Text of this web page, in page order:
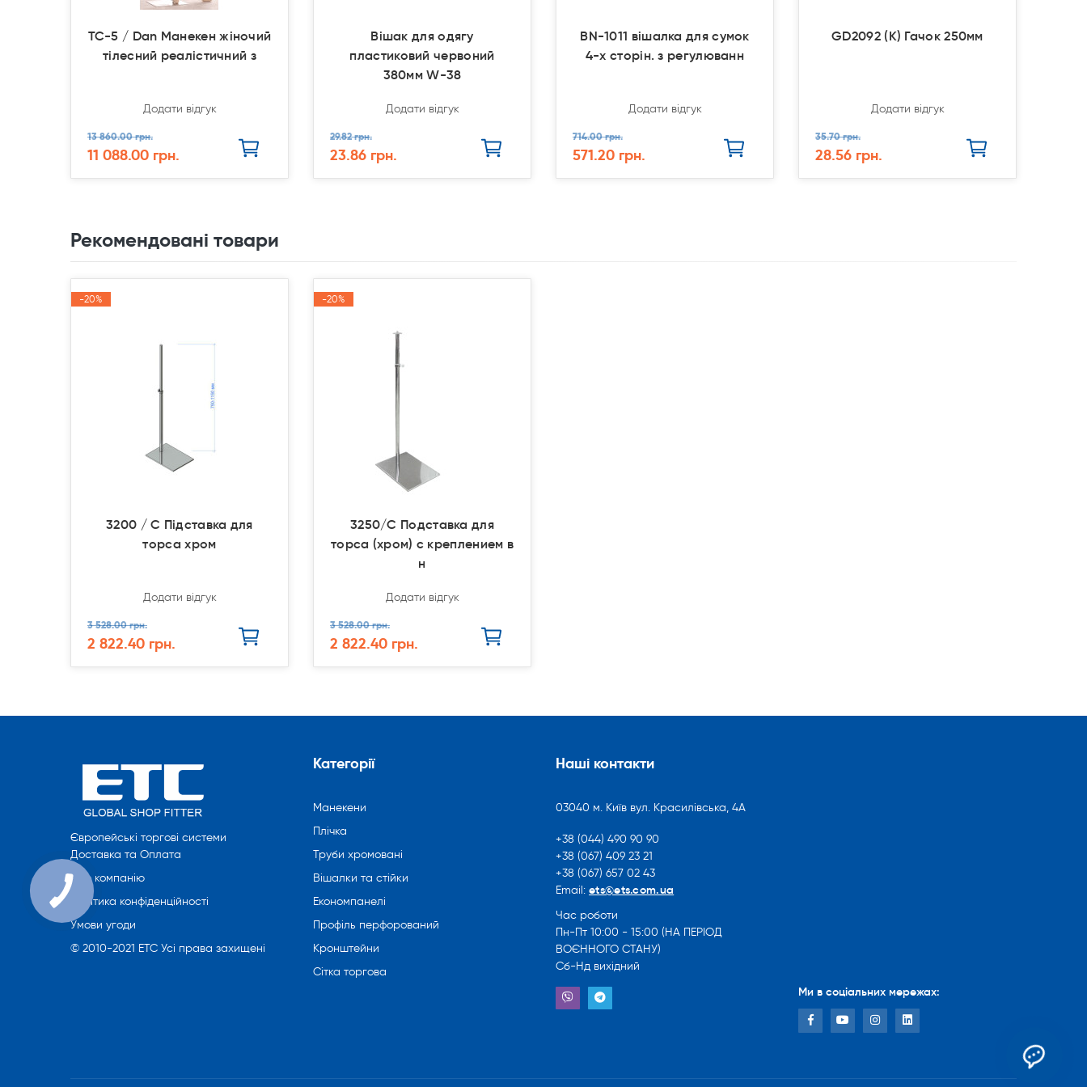
TC-5 / Dan Манекен жіночий
тілесний реалістичний з
Додати відгук
13 860.00 грн.
11 088.00 грн.
Вішак для одягу
пластиковий червоний
380мм W-38
Додати відгук
29.82 грн.
23.86 грн.
BN-1011 вішалка для сумок
4-х сторін. з регулюванн
Додати відгук
714.00 грн.
571.20 грн.
GD2092 (К) Гачок 250мм
Додати відгук
35.70 грн.
28.56 грн.
Рекомендовані товари
-20%
3200 / С Підставка для
торса хром
Додати відгук
3 528.00 грн.
2 822.40 грн.
-20%
3250/С Подставка для
торса (хром) с креплением в
н
Додати відгук
3 528.00 грн.
2 822.40 грн.
Європейські торгові системи
Доставка та Оплата
Про компанію
Політика конфіденційності
Умови угоди
© 2010-2021 ETC Усі права захищені
Категорії
Манекени
Плічка
Труби хромовані
Вішалки та стійки
Економпанелі
Профіль перфорований
Кронштейни
Сітка торгова
Наші контакти
03040 м. Київ вул. Красилівська, 4А
+38 (044) 490 90 90
+38 (067) 409 23 21
+38 (067) 657 02 43
Email: ets@ets.com.ua
Час роботи
Пн-Пт 10:00 - 15:00 (НА ПЕРІОД
ВОЄННОГО СТАНУ)
Сб-Нд вихідний
Ми в соціальних мережах: